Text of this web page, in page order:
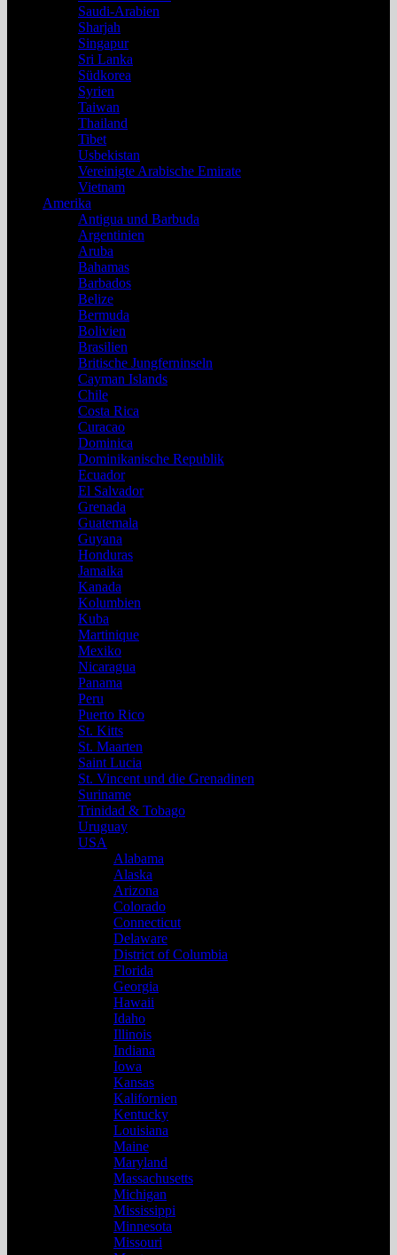
Saudi-Arabien
Sharjah
Singapur
Sri Lanka
Südkorea
Syrien
Taiwan
Thailand
Tibet
Usbekistan
Vereinigte Arabische Emirate
Vietnam
Amerika
Antigua und Barbuda
Argentinien
Aruba
Bahamas
Barbados
Belize
Bermuda
Bolivien
Brasilien
Britische Jungferninseln
Cayman Islands
Chile
Costa Rica
Curacao
Dominica
Dominikanische Republik
Ecuador
El Salvador
Grenada
Guatemala
Guyana
Honduras
Jamaika
Kanada
Kolumbien
Kuba
Martinique
Mexiko
Nicaragua
Panama
Peru
Puerto Rico
St. Kitts
St. Maarten
Saint Lucia
St. Vincent und die Grenadinen
Suriname
Trinidad & Tobago
Uruguay
USA
Alabama
Alaska
Arizona
Colorado
Connecticut
Delaware
District of Columbia
Florida
Georgia
Hawaii
Idaho
Illinois
Indiana
Iowa
Kansas
Kalifornien
Kentucky
Louisiana
Maine
Maryland
Massachusetts
Michigan
Mississippi
Minnesota
Missouri